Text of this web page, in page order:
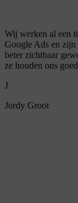
Wij werken al een
Google Ads en
beter zichtbaar
ze houden ons
J
Jordy Groot